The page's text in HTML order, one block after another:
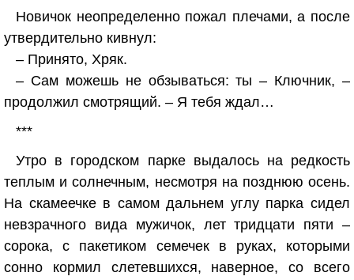
Новичок неопределенно пожал плечами, а после
утвердительно кивнул:
– Принято, Хряк.
– Сам можешь не обзываться: ты – Ключник, –
продолжил смотрящий. – Я тебя ждал…
***
Утро в городском парке выдалось на редкость
теплым и солнечным, несмотря на позднюю осень.
На скамеечке в самом дальнем углу парка сидел
невзрачного вида мужичок, лет тридцати пяти –
сорока, с пакетиком семечек в руках, которыми
сонно кормил слетевшихся, наверное, со всего